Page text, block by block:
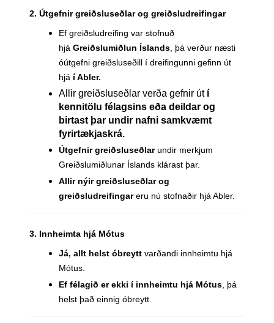
2. Útgefnir greiðsluseðlar og greiðsludreifingar
Ef greiðsludreifing var stofnuð
hjá Greiðslumiðlun Íslands, þá verður næsti
óútgefni greiðsluseðill í dreifingunni gefinn út
hjá í Abler.
Allir greiðsluseðlar verða gefnir út í
kennitölu félagsins eða deildar og
birtast þar undir nafni samkvæmt
fyrirtækjaskrá.
Útgefnir greiðsluseðlarundir merkjum
Greiðslumiðlunar Íslands klárast þar.
Allir nýir greiðsluseðlar og
greiðsludreifingareru nú stofnaðir hjá Abler.
3. Innheimta hjá Mótus
Já, allt helst óbreytt varðandi innheimtu hjá
Mótus.
Ef félagið er ekki í innheimtu hjá Mótus, þá
helst það einnig óbreytt.